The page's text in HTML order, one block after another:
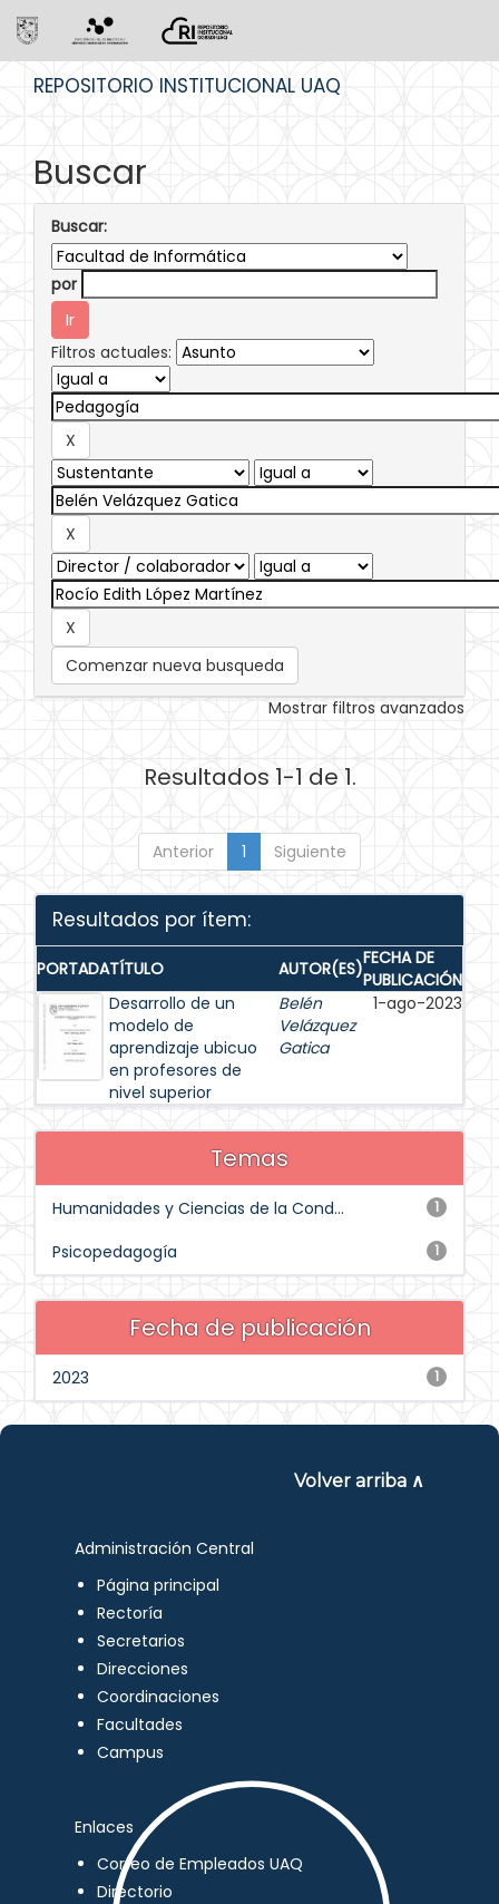
REPOSITORIO INSTITUCIONAL UAQ
Buscar
Buscar:
por
Filtros actuales:
Comenzar nueva busqueda
Mostrar filtros avanzados
Resultados 1-1 de 1.
Anterior 1 Siguiente
Resultados por ítem:
PORTADATÍTULO AUTOR(ES)FECHA DE
PUBLICACIÓN
Desarrollo de un
modelo de
aprendizaje ubicuo
en profesores de
nivel superior
Belén
Velázquez
Gatica
1-ago-2023
Temas
1
Humanidades y Ciencias de la Cond...
1
Psicopedagogía
Fecha de publicación
1
2023
Volver arriba ∧
Administración Central
Página principal
Rectoría
Secretarios
Direcciones
Coordinaciones
Facultades
Campus
Enlaces
Correo de Empleados UAQ
Directorio